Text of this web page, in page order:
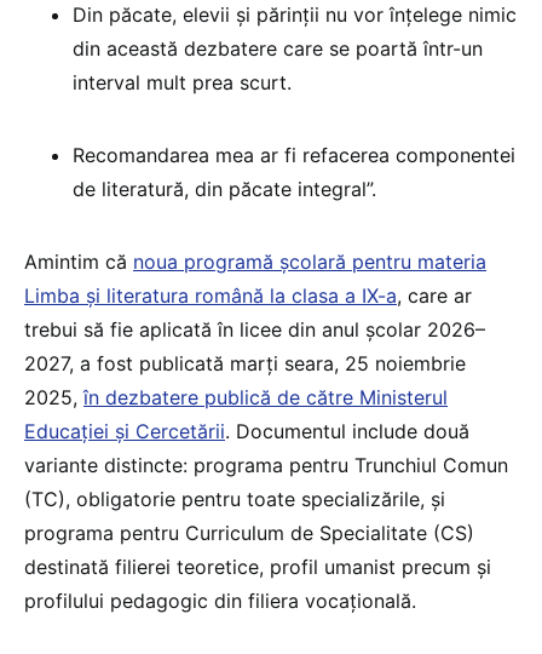
Din păcate, elevii și părinții nu vor înțelege nimic
din această dezbatere care se poartă într-un
interval mult prea scurt.
Recomandarea mea ar fi refacerea componentei
de literatură, din păcate integral”.
Amintim că noua programă școlară pentru materia
Limba și literatura română la clasa a IX-a, care ar
trebui să fie aplicată în licee din anul școlar 2026–
2027, a fost publicată marți seara, 25 noiembrie
2025,în dezbatere publică de către Ministerul
Educației și Cercetării. Documentul include două
variante distincte: programa pentru Trunchiul Comun
(TC), obligatorie pentru toate specializările, și
programa pentru Curriculum de Specialitate (CS)
destinată filierei teoretice, profil umanist precum și
profilului pedagogic din filiera vocațională.